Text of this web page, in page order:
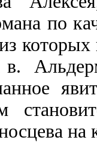
по
которых
на